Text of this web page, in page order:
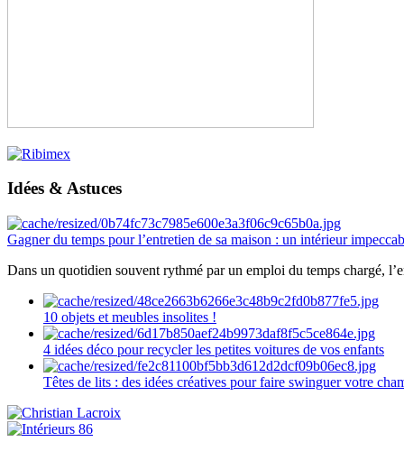
Idées & Astuces
Gagner du temps pour l’entretien de sa maison : un intérieur
Dans un quotidien souvent rythmé par un emploi du temps chargé,
10 objets et meubles insolites !
4 idées déco pour recycler les petites voitures de vos enfants
Têtes de lits : des idées créatives pour faire swinguer votre